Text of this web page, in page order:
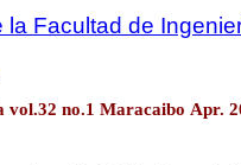
la Facultad de
vol.32 no.1 Maracaibo Apr.